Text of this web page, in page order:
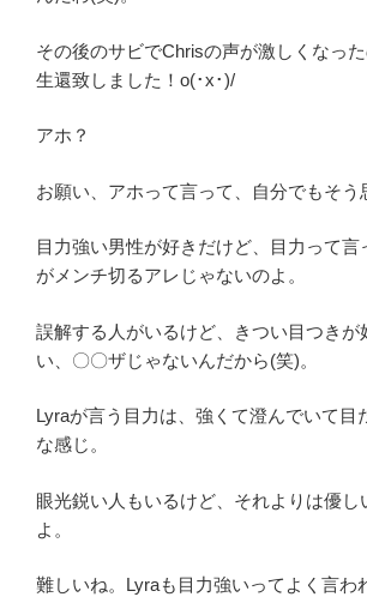
その後のサビでChrisの声が激しくなっ
生還致しました！o(･x･)/
アホ？
お願い、アホって言って、自分でもそう
目力強い男性が好きだけど、目力って言
がメンチ切るアレじゃないのよ。
誤解する人がいるけど、きつい目つきが
い、〇〇ザじゃないんだから(笑)。
Lyraが言う目力は、強くて澄んでいて目
な感じ。
眼光鋭い人もいるけど、それよりは優し
よ。
難しいね。Lyraも目力強いってよく言わ